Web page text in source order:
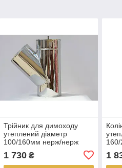
Трійник для димоходу
утеплений діаметр
100/160мм нерж/нерж
45гр 0,8мм (сендвіч) AISI
304
1 730₴
304
1